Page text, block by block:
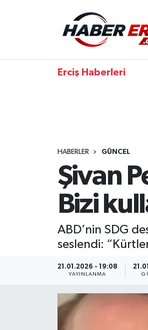
Erciş Haberleri
HABERLER GÜNCEL
Şivan
Bizi
ABD’nin SDG
seslendi: “Kürtler
21.01.2026 - 19:08
YAYINLANMA